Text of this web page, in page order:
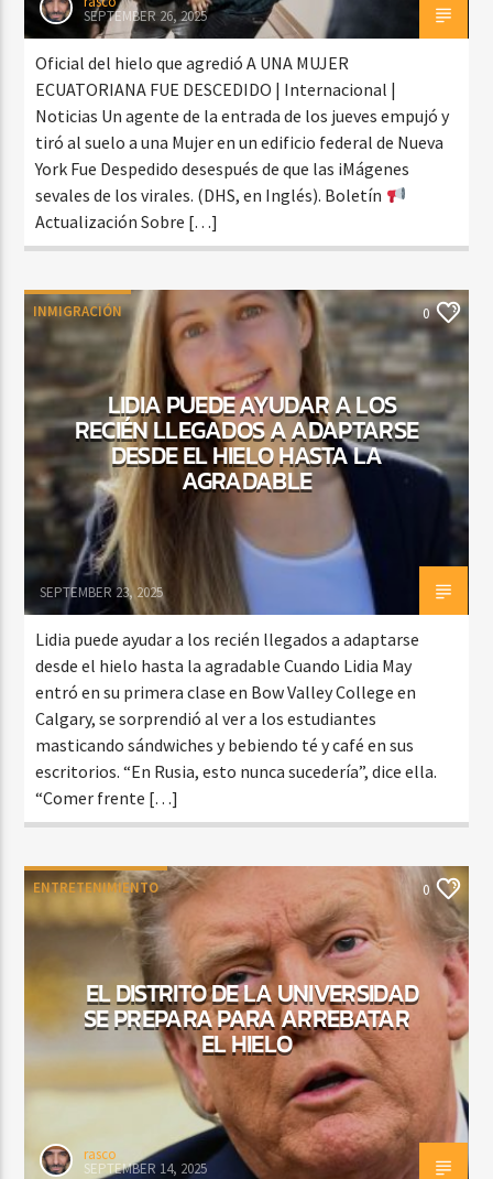
SEPTEMBER 26, 2025
Oficial del hielo que agredió A UNA MUJER
ECUATORIANA FUE DESCEDIDO | Internacional |
Noticias Un agente de la entrada de los jueves empujó y
tiró al suelo a una Mujer en un edificio federal de Nueva
York Fue Despedido desespués de que las iMágenes
sevales de los virales. (DHS, en Inglés). Boletín
Actualización Sobre […]
INMIGRACIÓN 0
LIDIA PUEDE AYUDAR A LOS
RECIÉN LLEGADOS A ADAPTARSE
DESDE EL HIELO HASTA LA
AGRADABLE
SEPTEMBER 23, 2025
Lidia puede ayudar a los recién llegados a adaptarse
desde el hielo hasta la agradable Cuando Lidia May
entró en su primera clase en Bow Valley College en
Calgary, se sorprendió al ver a los estudiantes
masticando sándwiches y bebiendo té y café en sus
escritorios. “En Rusia, esto nunca sucedería”, dice ella.
“Comer frente […]
ENTRETENIMIENTO 0
EL DISTRITO DE LA UNIVERSIDAD
SE PREPARA PARA ARREBATAR
EL HIELO
rasco
SEPTEMBER 14, 2025